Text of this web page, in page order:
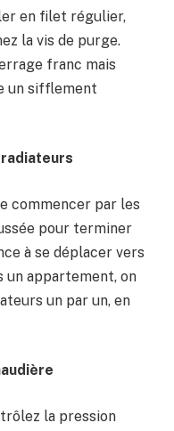
en filet régulier,
la vis de purge.
franc mais
un sifflement
commencer par les
pour terminer
à se déplacer vers
un appartement, on
un par un, en
la pression